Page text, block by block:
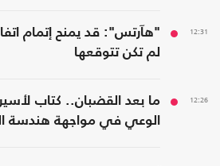
12:31
"هآرتس": قد يمنح إتمام
لم تكن تتوقعها
12:26
ما بعد القضبان.. كتاب
الوعي في مواجهة هندسة